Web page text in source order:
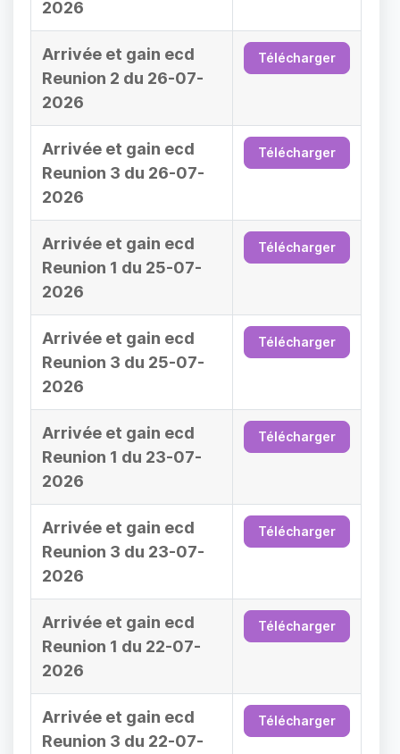
2026
Arrivée et gain ecd
Reunion 2 du 26-07-
2026
Télécharger
Arrivée et gain ecd
Reunion 3 du 26-07-
2026
Télécharger
Arrivée et gain ecd
Reunion 1 du 25-07-
2026
Télécharger
Arrivée et gain ecd
Reunion 3 du 25-07-
2026
Télécharger
Arrivée et gain ecd
Reunion 1 du 23-07-
2026
Télécharger
Arrivée et gain ecd
Reunion 3 du 23-07-
2026
Télécharger
Arrivée et gain ecd
Reunion 1 du 22-07-
2026
Télécharger
Arrivée et gain ecd
Reunion 3 du 22-07-
Télécharger